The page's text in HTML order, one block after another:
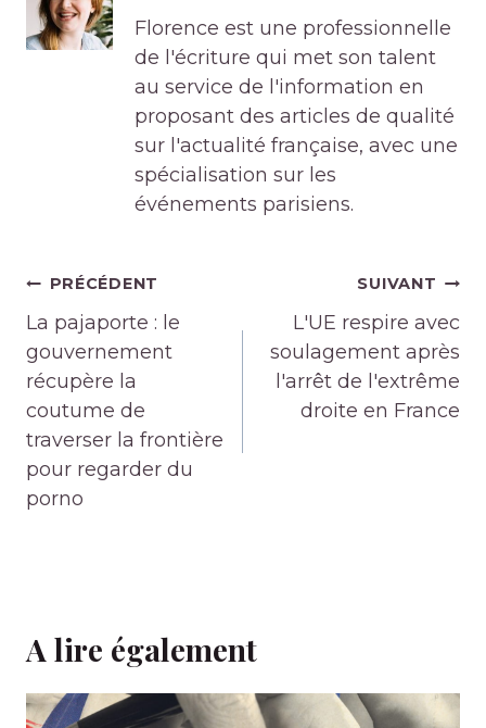
Florence est une professionnelle
de l'écriture qui met son talent
au service de l'information en
proposant des articles de qualité
sur l'actualité française, avec une
spécialisation sur les
événements parisiens.
Navigation
de
l’article
PRÉCÉDENT
La pajaporte : le
gouvernement
récupère la
coutume de
traverser la frontière
pour regarder du
porno
SUIVANT
L'UE respire avec
soulagement après
l'arrêt de l'extrême
droite en France
A lire également